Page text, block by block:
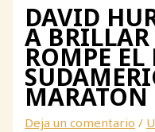
DAVID
A BRILLAR
ROMPE EL
Deja un comentario /